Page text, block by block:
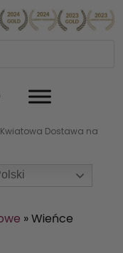
Dostawa na
internetowa
»Wieńce